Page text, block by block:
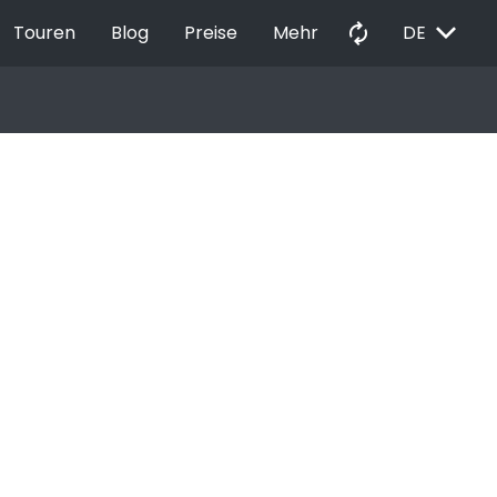
Touren Blog Preise Mehr autorenew DE EXPAND_MORE